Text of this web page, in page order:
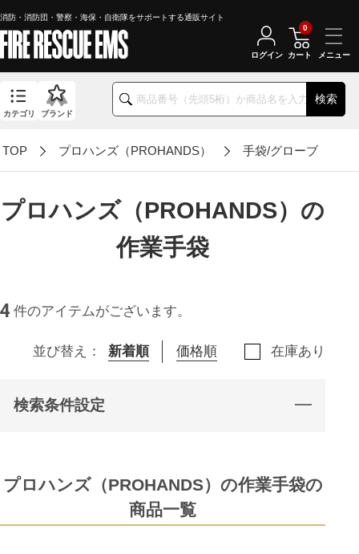
消防・消防団・警察・海保・自衛隊をサポートする通販サイト
検索
カテゴリ ブランド
ログイン カート
0
TOP プロハンズ（PROHANDS） 手袋/グローブ
プロハンズ（PROHANDS）の
作業手袋
4 件のアイテムがございます。
並び替え： 新着順 価格順 在庫あり
検索条件設定
プロハンズ（PROHANDS）の作業手袋の
商品一覧